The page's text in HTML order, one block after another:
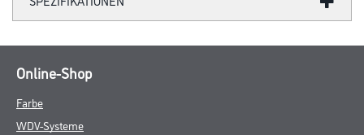
Online-Shop
Farbe
WDV-Systeme